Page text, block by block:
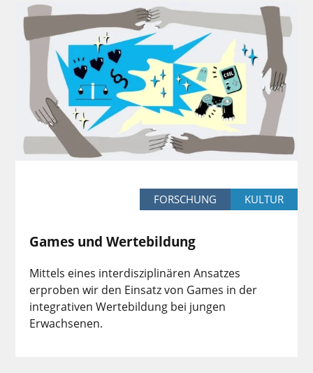
FORSCHUNG KULTUR
Games und Wertebildung
Mittels eines interdisziplinären Ansatzes
erproben wir den Einsatz von Games in der
integrativen Wertebildung bei jungen
Erwachsenen.